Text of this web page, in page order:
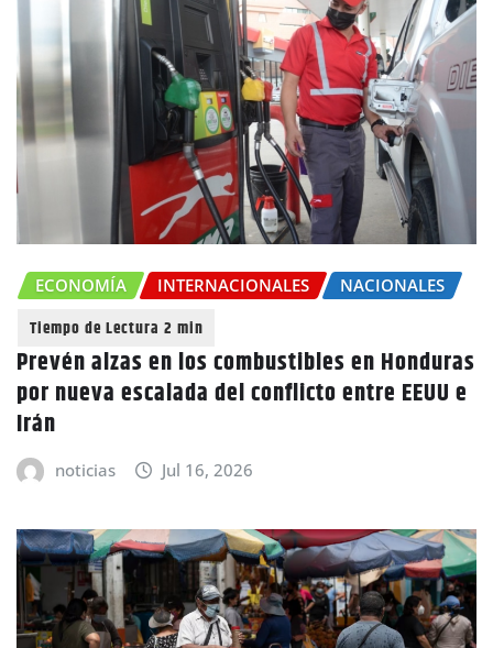
ECONOMÍA INTERNACIONALES NACIONALES
Prevén alzas en los combustibles en Honduras
por nueva escalada del conflicto entre EEUU e
Irán
noticias Jul 16, 2026